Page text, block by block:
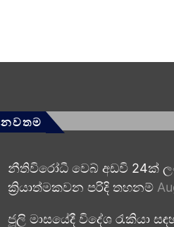
නවතම
නීතිවිරෝධී වෙබ් අඩවි 24ක්
ක්‍රියාත්මකවන පරිදි තහනම්
ජූලි මාසයේදී විදේශ රැකියා